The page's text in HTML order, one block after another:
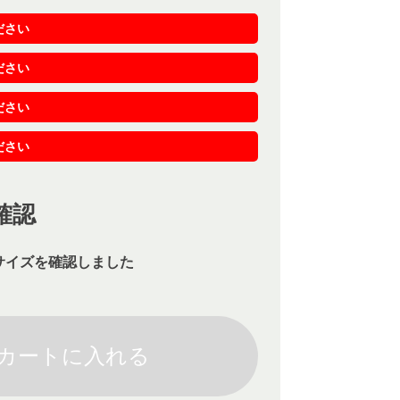
さい
さい
さい
さい
認
イズを確認しました